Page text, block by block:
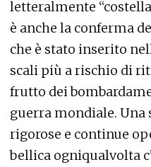
letteralmente
è anche la conferma
che è stato inserito
scali più a rischio di
frutto dei
guerra mondiale. Una
rigorose e continue
bellica ogniqualvolta